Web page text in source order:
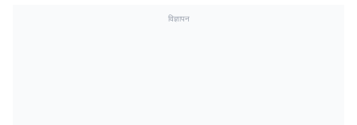
विज्ञापन